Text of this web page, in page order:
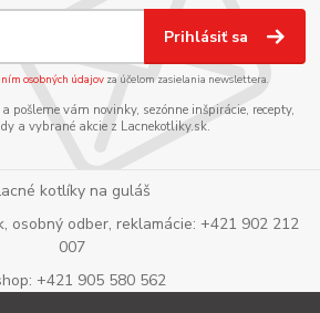
Prihlásiť sa
osobných údajov za účelom zasielania newslettera.
pošleme vám novinky, sezónne inšpirácie, recepty,
a vybrané akcie z Lacnekotliky.sk.
kotlíky na guláš
osobný odber, reklamácie: +421 902 212
007
+421 905 580 562